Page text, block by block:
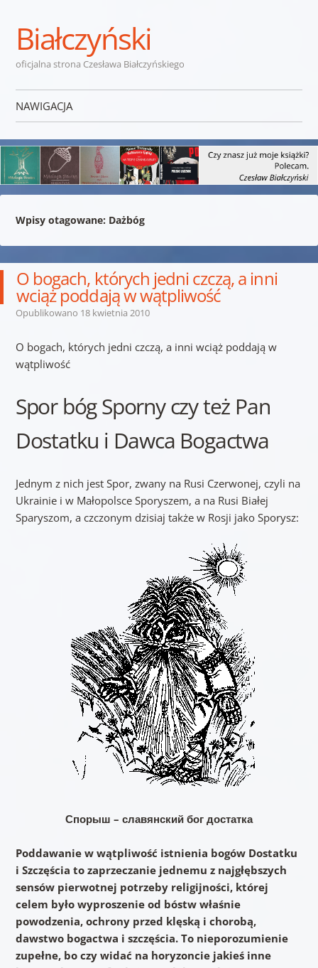
Białczyński
oficjalna strona Czesława Białczyńskiego
NAWIGACJA
Wpisy otagowane: Dażbóg
O bogach, których jedni czczą, a inni
wciąż poddają w wątpliwość
Opublikowano 18 kwietnia 2010
O bogach, których jedni czczą, a inni wciąż poddają w
wątpliwość
Spor bóg Sporny czy też Pan
Dostatku i Dawca Bogactwa
Jednym z nich jest Spor, zwany na Rusi Czerwonej, czyli na
Ukrainie i w Małopolsce Sporyszem, a na Rusi Białej
Sparyszom, a czczonym dzisiaj także w Rosji jako Sporysz:
Спорыш – славянский бог достатка
Poddawanie w wątpliwość istnienia bogów Dostatku
i Szczęścia to zaprzeczanie jednemu z najgłębszych
sensów pierwotnej potrzeby religijności, której
celem było wyproszenie od bóstw właśnie
powodzenia, ochrony przed klęską i chorobą,
dawstwo bogactwa i szczęścia. To nieporozumienie
zupełne, bo czy widać na horyzoncie jakieś inne